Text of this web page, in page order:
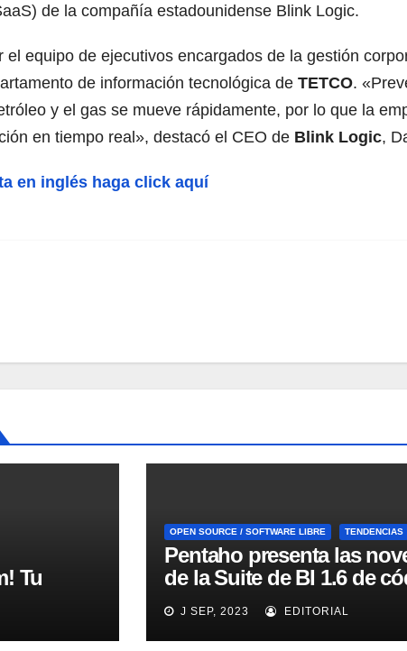
de la compañía estadounidense Blink Logic.
el equipo de ejecutivos encargados de la gestión
de información tecnológica de TETCO.
y el gas se mueve rápidamente, por lo que la
en tiempo real», destacó el CEO de Blink Logic,
en inglés haga click aquí
Tu
OPEN SOURCE / SOFTWARE LIBRE TENDENCIAS
Pentaho presenta las
de la Suite de BI 1.6 de
abierto
J SEP, 2023 EDITORIAL